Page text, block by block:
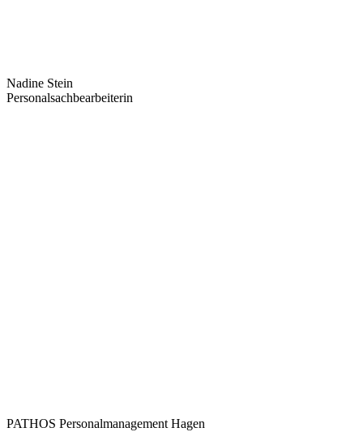
Nadine Stein
Personalsachbearbeiterin
PATHOS Personalmanagement Hagen